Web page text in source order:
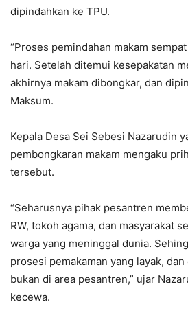
dipindahkan ke TPU.
“Proses pemindahan makam
hari. Setelah ditemui kesepakatan
akhirnya makam dibongkar, dan
Maksum.
Kepala Desa Sei Sebesi Nazarudin
pembongkaran makam mengaku
tersebut.
“Seharusnya pihak pesantren
RW, tokoh agama, dan masyarakat
warga yang meninggal dunia.
prosesi pemakaman yang layak,
bukan di area pesantren,” ujar
kecewa.